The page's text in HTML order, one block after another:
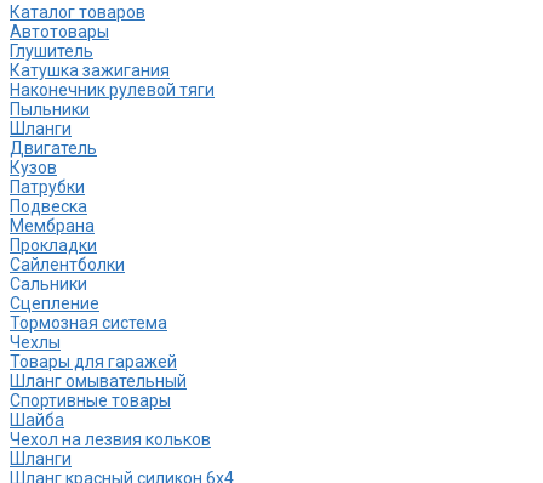
Каталог товаров
Автотовары
Глушитель
Катушка зажигания
Наконечник рулевой тяги
Пыльники
Шланги
Двигатель
Кузов
Патрубки
Подвеска
Мембрана
Прокладки
Сайлентболки
Сальники
Сцепление
Тормозная система
Чехлы
Товары для гаражей
Шланг омывательный
Спортивные товары
Шайба
Чехол на лезвия кольков
Шланги
Шланг красный силикон 6х4